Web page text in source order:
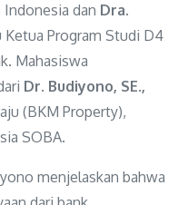
dan Dra.
Ketua Program Studi D4
Mahasiswa
Dr. Budiyono, SE.,
(BKM Property),
SOBA.
menjelaskan bahwa